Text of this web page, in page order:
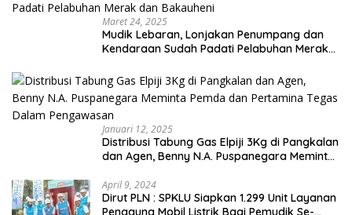
Maret 24, 2025
Mudik Lebaran, Lonjakan Penumpang dan
Kendaraan Sudah Padati Pelabuhan Merak
Januari 12, 2025
Distribusi Tabung Gas Elpiji 3Kg di Pangkalan
dan Agen, Benny N.A. Puspanegara Meminta
Pengawasan
April 9, 2024
Dirut PLN : SPKLU Siapkan 1.299 Unit Layanan
Pengguna Mobil Listrik Bagi Pemudik Se-